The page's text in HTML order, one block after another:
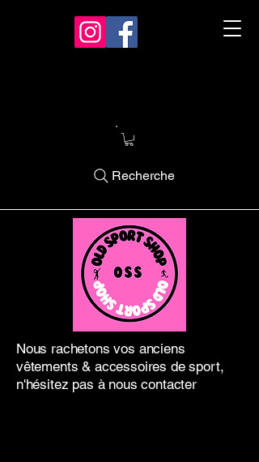
Nous rachetons vos anciens
vêtements & accessoires de sport,
n'hésitez pas à nous contacter
Recherche